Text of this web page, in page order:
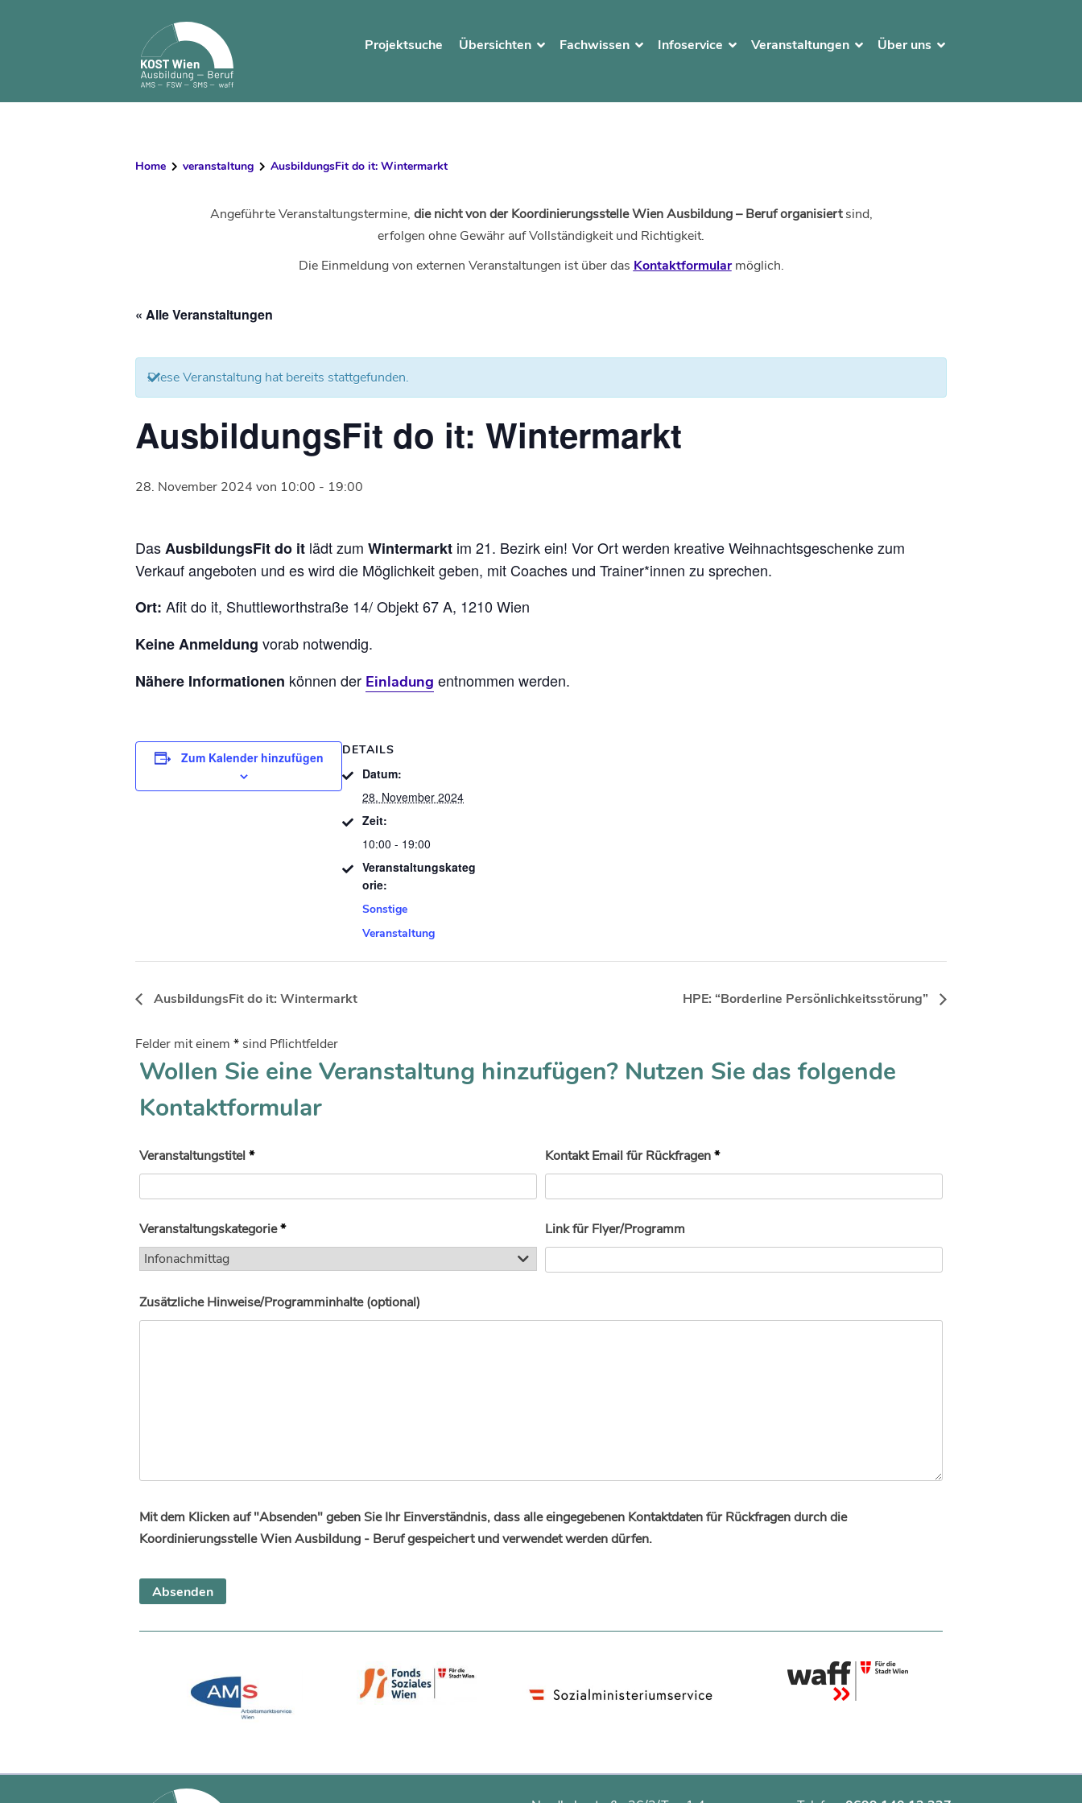
Projektsuche Übersichten Fachwissen Infoservice Veranstaltungen Über uns
Home veranstaltung AusbildungsFit do it: Wintermarkt
Angeführte Veranstaltungstermine, die nicht von der Koordinierungsstelle Wien Ausbildung – Beruf organisiertsind,
erfolgen ohne Gewähr auf Vollständigkeit und Richtigkeit.
Die Einmeldung von externen Veranstaltungen ist über das Kontaktformularmöglich.
« Alle Veranstaltungen
Diese Veranstaltung hat bereits stattgefunden.
AusbildungsFit do it: Wintermarkt
28. November 2024 von 10:00 - 19:00
DasAusbildungsFit do it lädt zum Wintermarkt im 21. Bezirk ein! Vor Ort werden kreative Weihnachtsgeschenke zum
Verkauf angeboten und es wird die Möglichkeit geben, mit Coaches und Trainer*innen zu sprechen.
Ort: Afit do it, Shuttleworthstraße 14/ Objekt 67 A, 1210 Wien
Keine Anmeldung vorab notwendig.
Nähere Informationen können der Einladung entnommen werden.
Zum Kalender hinzufügen DETAILS
Datum:
28. November 2024
Zeit:
10:00 - 19:00
Veranstaltungskateg
orie:
Sonstige
Veranstaltung
AusbildungsFit do it: Wintermarkt HPE: “Borderline Persönlichkeitsstörung”
Felder mit einem * sind Pflichtfelder
Wollen Sie eine Veranstaltung hinzufügen? Nutzen Sie das folgende
Kontaktformular
Veranstaltungstitel* Kontakt Email für Rückfragen*
Veranstaltungskategorie* Link für Flyer/Programm
Zusätzliche Hinweise/Programminhalte (optional)
Mit dem Klicken auf "Absenden" geben Sie Ihr Einverständnis, dass alle eingegebenen Kontaktdaten für Rückfragen durch die
Koordinierungsstelle Wien Ausbildung - Beruf gespeichert und verwendet werden dürfen.